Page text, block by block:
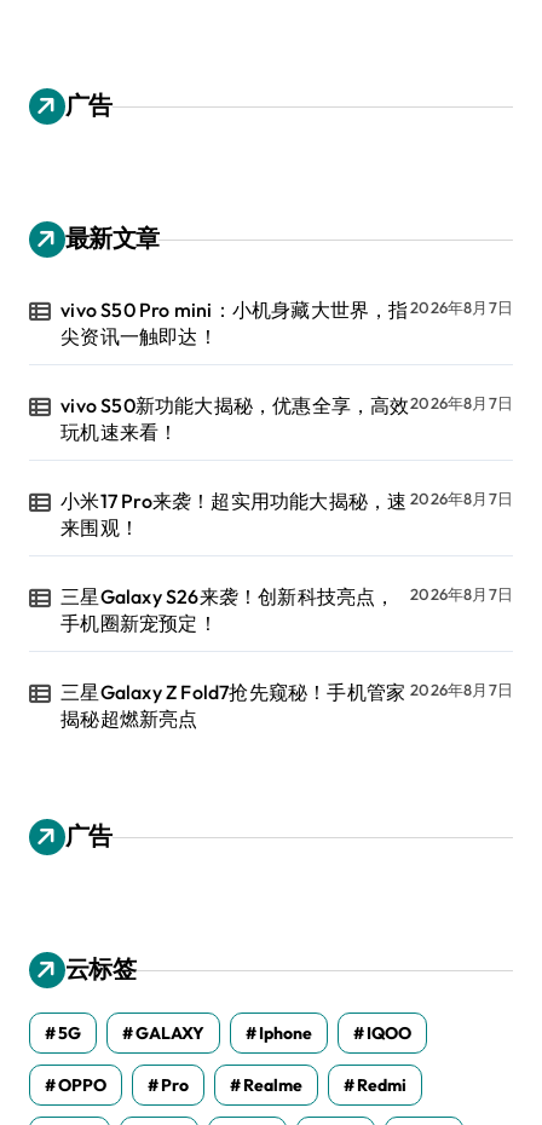
广告
最新文章
vivo S50 Pro mini：小机身藏大世界，指
尖资讯一触即达！
2026年8月7日
vivo S50新功能大揭秘，优惠全享，高效
玩机速来看！
2026年8月7日
小米17 Pro来袭！超实用功能大揭秘，速
来围观！
2026年8月7日
三星Galaxy S26来袭！创新科技亮点，
手机圈新宠预定！
2026年8月7日
三星Galaxy Z Fold7抢先窥秘！手机管家
揭秘超燃新亮点
2026年8月7日
广告
云标签
5G GALAXY Iphone IQOO
OPPO Pro Realme Redmi